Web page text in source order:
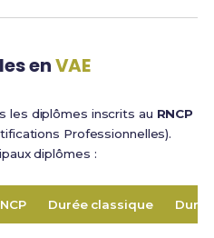
enVAE
les diplômes inscrits au RNCP
Professionnelles).
diplômes :
Durée classique